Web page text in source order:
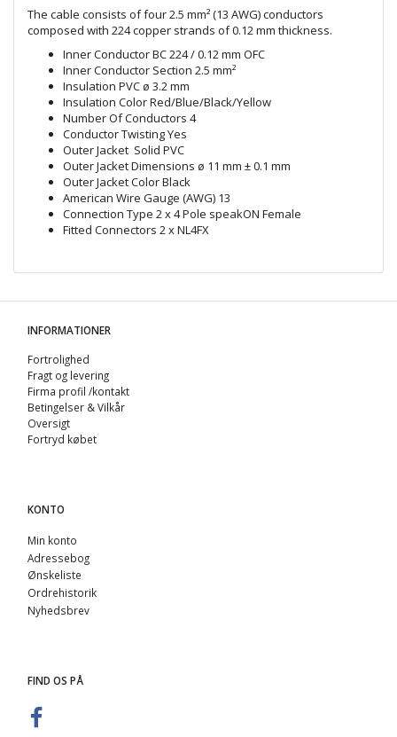
The cable consists of four 2.5 mm² (13 AWG) conductors
composed with 224 copper strands of 0.12 mm thickness.
Inner Conductor BC 224 / 0.12 mm OFC
Inner Conductor Section 2.5 mm²
Insulation PVC ø 3.2 mm
Insulation Color Red/Blue/Black/Yellow
Number Of Conductors 4
Conductor Twisting Yes
Outer Jacket Solid PVC
Outer Jacket Dimensions ø 11 mm ± 0.1 mm
Outer Jacket Color Black
American Wire Gauge (AWG) 13
Connection Type 2 x 4 Pole speakON Female
Fitted Connectors 2 x NL4FX
INFORMATIONER
Fortrolighed
Fragt og levering
Firma profil /kontakt
Betingelser & Vilkår
Oversigt
Fortryd købet
KONTO
Min konto
Adressebog
Ønskeliste
Ordrehistorik
Nyhedsbrev
FIND OS PÅ